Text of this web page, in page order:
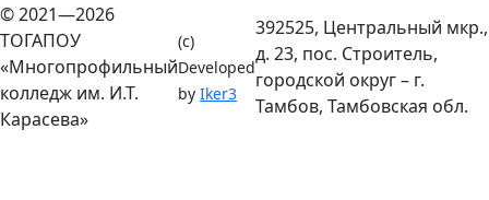
© 2021—2026
ТОГАПОУ
«Многопрофильный
колледж им. И.Т.
Карасева»
(c)
Developed
byIker3
392525, Центральный мкр.,
д. 23, пос. Строитель,
городской округ – г.
Тамбов, Тамбовская обл.